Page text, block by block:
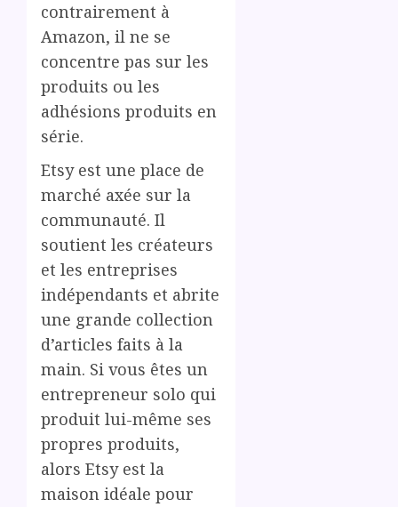
contrairement à
Amazon, il ne se
concentre pas sur les
produits ou les
adhésions produits en
série.
Etsy est une place de
marché axée sur la
communauté. Il
soutient les créateurs
et les entreprises
indépendants et abrite
une grande collection
d’articles faits à la
main. Si vous êtes un
entrepreneur solo qui
produit lui-même ses
propres produits,
alors Etsy est la
maison idéale pour